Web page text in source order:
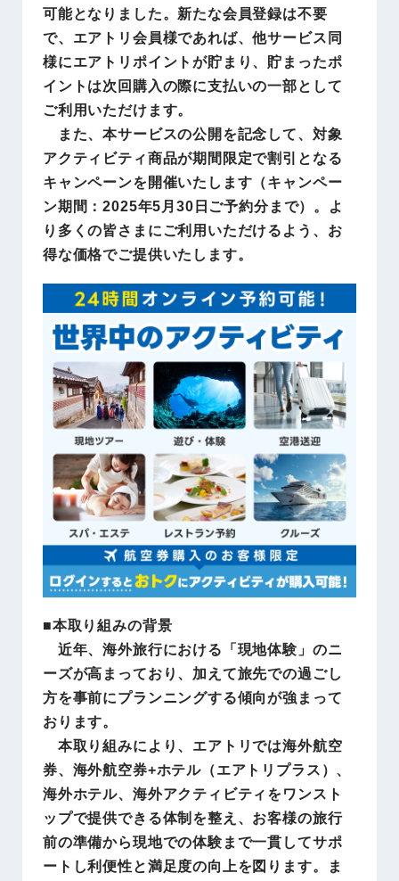
可能となりました。新たな会員登録は不要
で、エアトリ会員様であれば、他サービス同
様にエアトリポイントが貯まり、貯まったポ
イントは次回購入の際に支払いの一部として
ご利用いただけます。
また、本サービスの公開を記念して、対象
アクティビティ商品が期間限定で割引となる
キャンペーンを開催いたします（キャンペー
ン期間：2025年5月30日ご予約分まで）。よ
り多くの皆さまにご利用いただけるよう、お
得な価格でご提供いたします。
■本取り組みの背景
近年、海外旅行における「現地体験」のニ
ーズが高まっており、加えて旅先での過ごし
方を事前にプランニングする傾向が強まって
おります。
本取り組みにより、エアトリでは海外航空
券、海外航空券+ホテル（エアトリプラス）、
海外ホテル、海外アクティビティをワンスト
ップで提供できる体制を整え、お客様の旅行
前の準備から現地での体験まで一貫してサポ
ートし利便性と満足度の向上を図ります。ま